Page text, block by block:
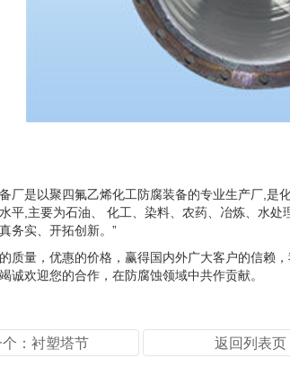
厂是以聚四氟乙烯化工防腐装备的专业生产厂,是
平,主要为石油、 化工、染料、农药、冶炼、水
务实、开拓创新。”
质量，优惠的价格，赢得国内外广大客户的信赖
诚欢迎您的合作，在防腐蚀领域中共作贡献。
个：衬塑塔节 返回列表页